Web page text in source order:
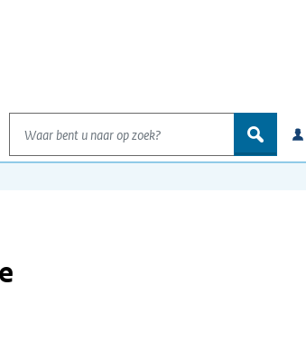
Waar bent u naar op zoek?
zoek